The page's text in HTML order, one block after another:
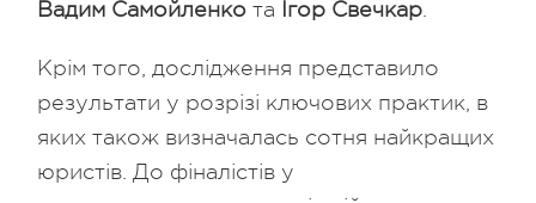
Вадим Самойленко та Ігор Свечкар.
Крім того, дослідження представило
результати у розрізі ключових практик, в
яких також визначалась сотня найкращих
юристів. До фіналістів у